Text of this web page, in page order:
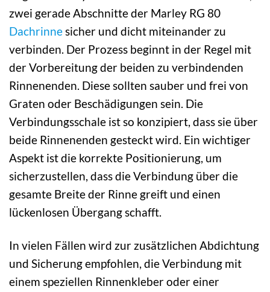
zwei gerade Abschnitte der Marley RG 80
Dachrinnesicher und dicht miteinander zu
verbinden. Der Prozess beginnt in der Regel mit
der Vorbereitung der beiden zu verbindenden
Rinnenenden. Diese sollten sauber und frei von
Graten oder Beschädigungen sein. Die
Verbindungsschale ist so konzipiert, dass sie über
beide Rinnenenden gesteckt wird. Ein wichtiger
Aspekt ist die korrekte Positionierung, um
sicherzustellen, dass die Verbindung über die
gesamte Breite der Rinne greift und einen
lückenlosen Übergang schafft.
In vielen Fällen wird zur zusätzlichen Abdichtung
und Sicherung empfohlen, die Verbindung mit
einem speziellen Rinnenkleber oder einer